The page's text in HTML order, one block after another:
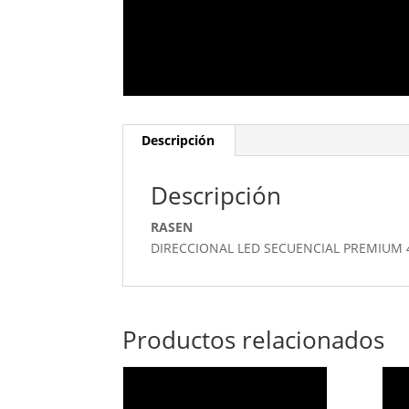
Descripción
Descripción
RASEN
DIRECCIONAL LED SECUENCIAL
Productos relacionados